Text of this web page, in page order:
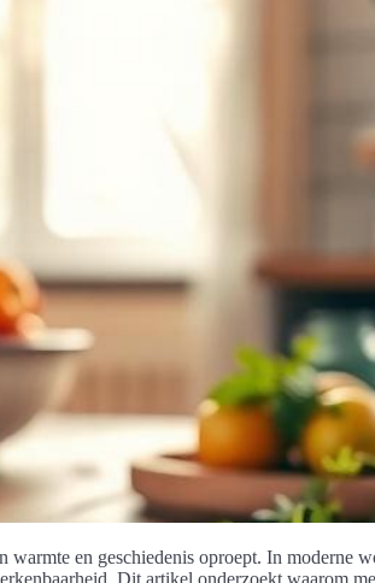
en geschiedenis oproept. In moderne